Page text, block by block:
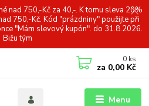
nad 750,-Kč za 40,-. K tomu sleva 20%
750,-Kč. Kód "prázdniny" použijte při
"Mám slevový kupón". do 31.8.2026.
Bižu tým
Menu
0 ks
za 0,00 Kč